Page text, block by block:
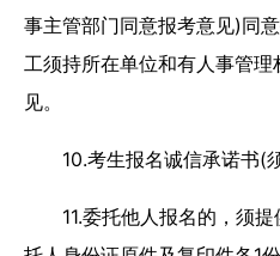
事主管部门同意报考意见)同
工须持所在单位和有人事管
见。
10.考生报名诚信承诺书(
11.委托他人报名的，须